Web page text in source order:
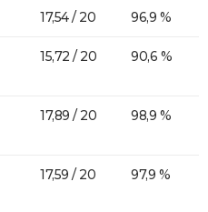
17,54 / 20 96,9 %
15,72 / 20 90,6 %
17,89 / 20 98,9 %
17,59 / 20 97,9 %